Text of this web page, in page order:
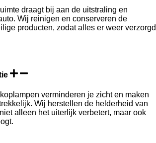
draagt bij aan de uitstraling en
Wij reinigen en conserveren de
producten, zodat alles er weer verzorgd
verminderen je zicht en maken
Wij herstellen de helderheid van
alleen het uiterlijk verbetert, maar ook